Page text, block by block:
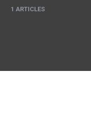
1 ARTICLES